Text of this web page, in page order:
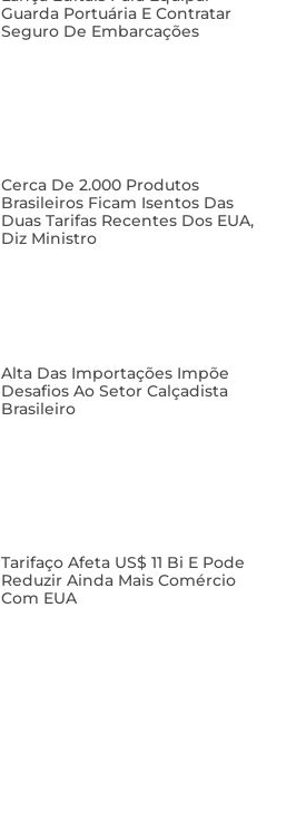
Guarda Portuária E Contratar
Seguro De Embarcações
Cerca De 2.000 Produtos
Brasileiros Ficam Isentos Das
Duas Tarifas Recentes Dos EUA,
Diz Ministro
Alta Das Importações Impõe
Desafios Ao Setor Calçadista
Brasileiro
Tarifaço Afeta US$ 11 Bi E Pode
Reduzir Ainda Mais Comércio
Com EUA